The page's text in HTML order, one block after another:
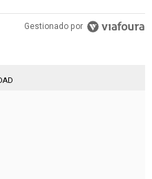
Gestionado por